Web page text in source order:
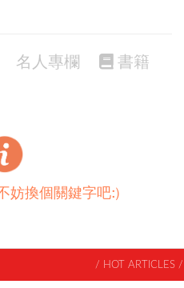
名人專欄 書籍
妨換個關鍵字吧:)
/ HOT ARTICLES /